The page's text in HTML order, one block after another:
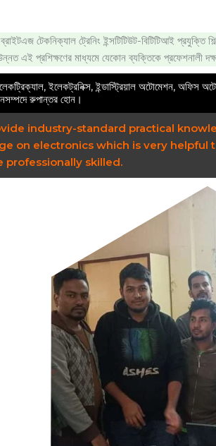
টেকনিক্যাল ট্রেনিং ইন্সটিটিউট-বিটিটিআই প্রযুক্তি
এই প্রশিক্ষণের মাধ্যমে যেকোন ব্যক্তিকে প্রফেশনালী
ইলেকট্রনিক্স, ইন্ডাস্ট্রিয়াল অটোমেশন, অফিস
রুপান্তর হোন।
industry-standard practical
on electronics which is very helpful
professionally skilled.